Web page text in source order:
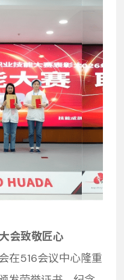
会致敬匠心
在516会议中心隆重